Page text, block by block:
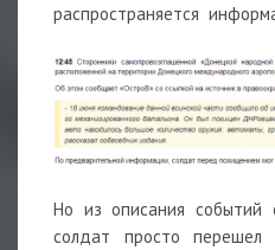
распространяется
Но из описания событий
солдат просто перешел